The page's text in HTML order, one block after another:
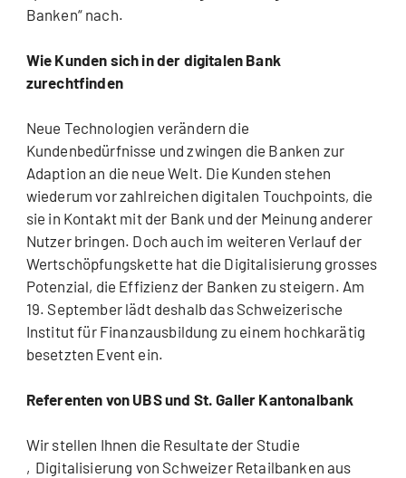
Banken“ nach.
Wie Kunden sich in der digitalen Bank
zurechtfinden
Neue Technologien verändern die
Kundenbedürfnisse und zwingen die Banken zur
Adaption an die neue Welt. Die Kunden stehen
wiederum vor zahlreichen digitalen Touchpoints, die
sie in Kontakt mit der Bank und der Meinung anderer
Nutzer bringen. Doch auch im weiteren Verlauf der
Wertschöpfungskette hat die Digitalisierung grosses
Potenzial, die Effizienz der Banken zu steigern. Am
19. September lädt deshalb das Schweizerische
Institut für Finanzausbildung zu einem hochkarätig
besetzten Event ein.
Referenten von UBS und St. Galler Kantonalbank
Wir stellen Ihnen die Resultate der Studie
‚Digitalisierung von Schweizer Retailbanken aus